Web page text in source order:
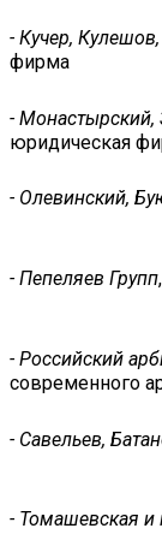
- Кучер,
фирма
- Монастырский,
юридическая
- Олевинский,
- Пепеляев Групп
- Российский
современного
- Савельев,
- Томашевская и